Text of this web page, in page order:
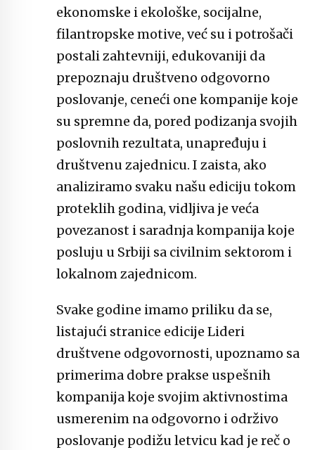
ekonomske i ekološke, socijalne,
filantropske motive, već su i potrošači
postali zahtevniji, edukovaniji da
prepoznaju društveno odgovorno
poslovanje, ceneći one kompanije koje
su spremne da, pored podizanja svojih
poslovnih rezultata, unapređuju i
društvenu zajednicu. I zaista, ako
analiziramo svaku našu ediciju tokom
proteklih godina, vidljiva je veća
povezanost i saradnja kompanija koje
posluju u Srbiji sa civilnim sektorom i
lokalnom zajednicom.
Svake godine imamo priliku da se,
listajući stranice edicije Lideri
društvene odgovornosti, upoznamo sa
primerima dobre prakse uspešnih
kompanija koje svojim aktivnostima
usmerenim na odgovorno i održivo
poslovanje podižu letvicu kad je reč o